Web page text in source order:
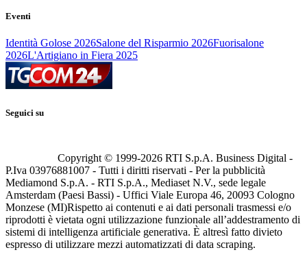
Eventi
Identità Golose 2026Salone del Risparmio 2026Fuorisalone
2026L'Artigiano in Fiera 2025
Seguici su
Copyright © 1999-2026 RTI S.p.A. Business Digital -
P.Iva 03976881007 - Tutti i diritti riservati - Per la pubblicità
Mediamond S.p.A. - RTI S.p.A., Mediaset N.V., sede legale
Amsterdam (Paesi Bassi) - Uffici Viale Europa 46, 20093 Cologno
Monzese (MI)Rispetto ai contenuti e ai dati personali trasmessi e/o
riprodotti è vietata ogni utilizzazione funzionale all’addestramento di
sistemi di intelligenza artificiale generativa. È altresì fatto divieto
espresso di utilizzare mezzi automatizzati di data scraping.